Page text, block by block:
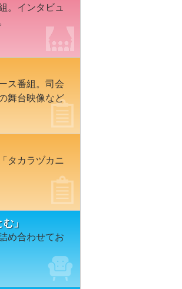
。インタビュ
ス番組。司会
舞台映像など
タカラヅカニ
」
め合わせてお